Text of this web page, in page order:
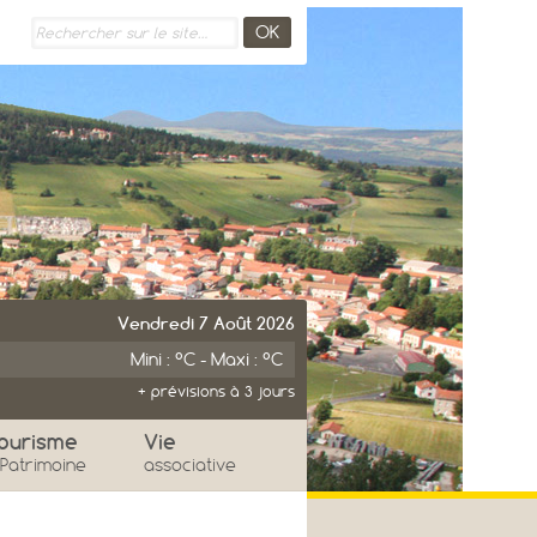
Vendredi 7 Août 2026
Mini : °C - Maxi : °C
+ prévisions à 3 jours
° ° °
Vie
associative